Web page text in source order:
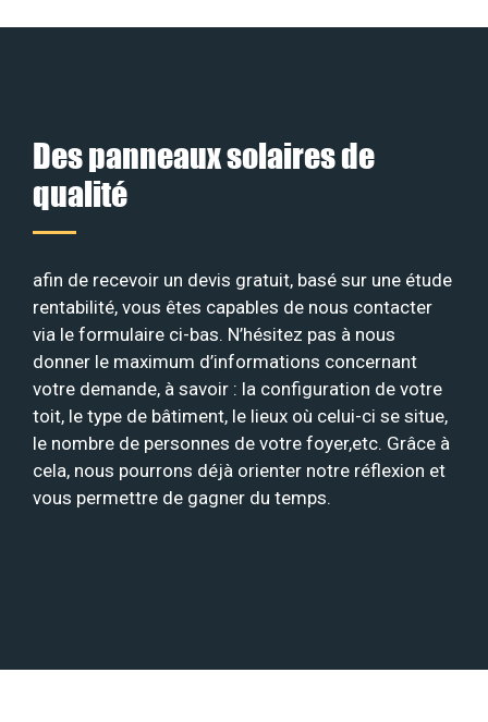
Des panneaux solaires de
qualité
afin de recevoir un devis gratuit, basé sur une étude
rentabilité, vous êtes capables de nous contacter
via le formulaire ci-bas. N’hésitez pas à nous
donner le maximum d’informations concernant
votre demande, à savoir : la configuration de votre
toit, le type de bâtiment, le lieux où celui-ci se situe,
le nombre de personnes de votre foyer,etc. Grâce à
cela, nous pourrons déjà orienter notre réflexion et
vous permettre de gagner du temps.